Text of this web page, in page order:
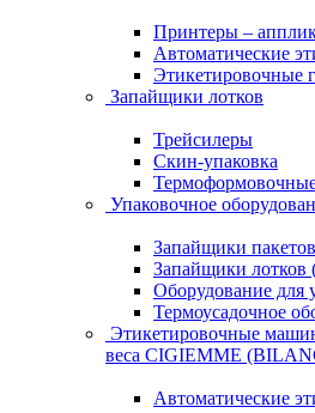
Принтеры –
Автоматические
Этикетировочные
Запайщики лотков
Трейсилеры
Скин-упаковка
Упаковочное
Запайщики пакетов
Запайщики лотков
Оборудование для
Термоусадочное
Этикетировочные
веса CIGIEMME
Автоматические